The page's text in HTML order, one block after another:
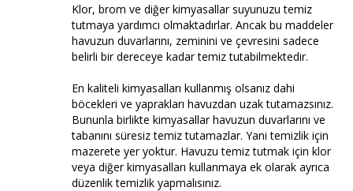
Klor, brom ve diğer kimyasallar suyunuzu temiz
tutmaya yardımcı olmaktadırlar. Ancak bu maddeler
havuzun duvarlarını, zeminini ve çevresini sadece
belirli bir dereceye kadar temiz tutabilmektedir.
En kaliteli kimyasalları kullanmış olsanız dahi
böcekleri ve yaprakları havuzdan uzak tutamazsınız.
Bununla birlikte kimyasallar havuzun duvarlarını ve
tabanını süresiz temiz tutamazlar. Yani temizlik için
mazerete yer yoktur. Havuzu temiz tutmak için klor
veya diğer kimyasalları kullanmaya ek olarak ayrıca
düzenlik temizlik yapmalısınız.